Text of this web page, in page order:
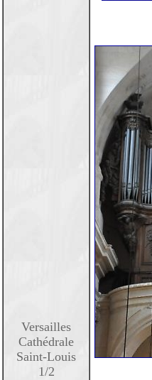
Versailles
Cathédrale
Saint-Louis
1/2